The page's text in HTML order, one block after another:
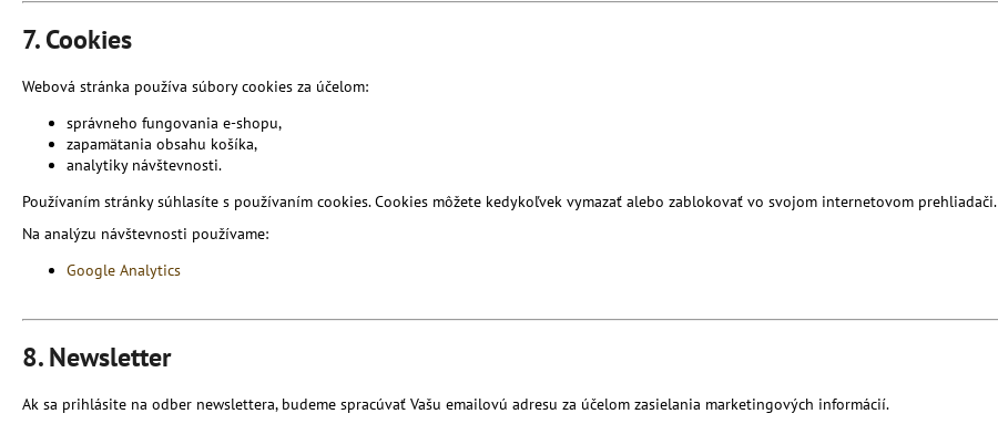
7. Cookies
Webová stránka používa súbory cookies za účelom:
správneho fungovania e-shopu,
zapamätania obsahu košíka,
analytiky návštevnosti.
Používaním stránky súhlasíte s používaním cookies. Cookies môžete kedykoľvek vymazať alebo zablokovať vo svojom internetovom prehliadači.
Na analýzu návštevnosti používame:
Google Analytics
8. Newsletter
Ak sa prihlásite na odber newslettera, budeme spracúvať Vašu emailovú adresu za účelom zasielania marketingových informácií.